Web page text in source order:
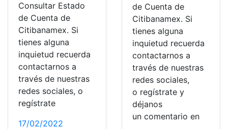
Consultar Estado
de Cuenta de
Citibanamex. Si
tienes alguna
inquietud recuerda
contactarnos a
través de nuestras
redes sociales, o
regístrate
17/02/2022
de Cuenta de
Citibanamex. Si
tienes alguna
inquietud recuerda
contactarnos a
través de nuestras
redes sociales,
o regístrate y
déjanos
un comentario en